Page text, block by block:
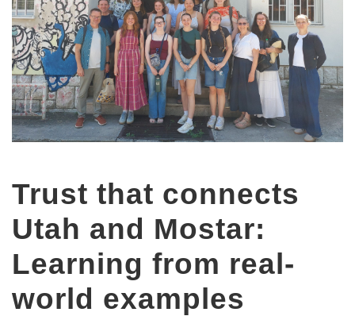
Trust that connects
Utah and Mostar:
Learning from real-
world examples